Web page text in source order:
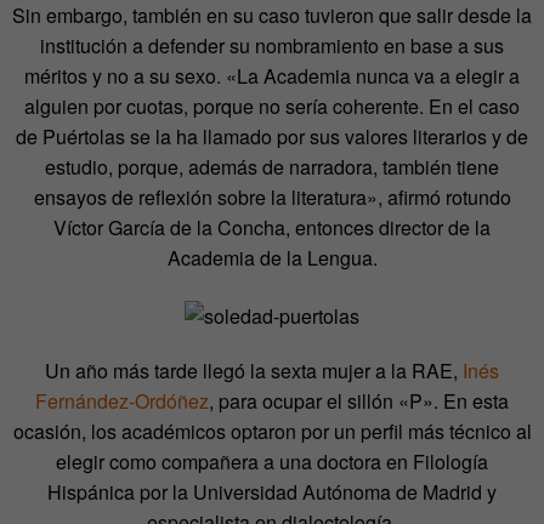
Sin embargo, también en su caso tuvieron que salir desde la
institución a defender su nombramiento en base a sus
méritos y no a su sexo. «La Academia nunca va a elegir a
alguien por cuotas, porque no sería coherente. En el caso
de Puértolas se la ha llamado por sus valores literarios y de
estudio, porque, además de narradora, también tiene
ensayos de reflexión sobre la literatura», afirmó rotundo
Víctor García de la Concha, entonces director de la
Academia de la Lengua.
Un año más tarde llegó la sexta mujer a la RAE, Inés
Fernández-Ordóñez, para ocupar el sillón «P». En esta
ocasión, los académicos optaron por un perfil más técnico al
elegir como compañera a una doctora en Filología
Hispánica por la Universidad Autónoma de Madrid y